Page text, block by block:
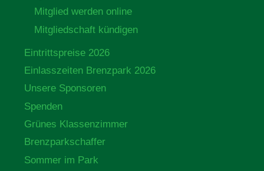
Mitglied werden online
Mitgliedschaft kündigen
Eintrittspreise 2026
Einlasszeiten Brenzpark 2026
Unsere Sponsoren
Spenden
Grünes Klassenzimmer
Brenzparkschaffer
Sommer im Park